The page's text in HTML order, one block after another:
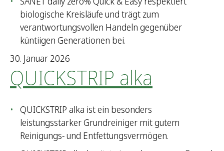
biologische Kreisläufe und trägt zum
verantwortungsvollen Handeln gegenüber
küntiigen Generationen bei.
30. Januar 2026
QUICKSTRIP alka
QUICKSTRIP alka ist ein besonders
leistungsstarker Grundreiniger mit gutem
Reinigungs- und Entfettungsvermögen.